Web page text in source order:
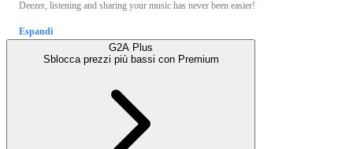
Deezer, listening and sharing your music has never been easier!
Espandi
G2A Plus
Sblocca prezzi più bassi con Premium